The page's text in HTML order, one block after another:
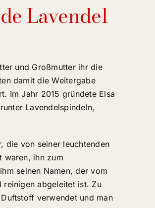
Lavendel
und Großmutter ihr die
damit die Weitergabe
Im Jahr 2015 gründete Elsa
Lavendelspindeln,
die von seiner leuchtenden
waren, ihn zum
seinen Namen, der vom
reinigen abgeleitet ist. Zu
verwendet und man